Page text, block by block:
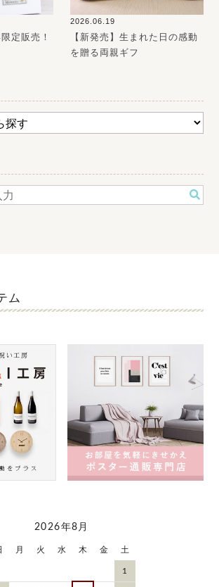
定販売！
2026.06.19
【新発売】生まれた日の感動
を贈る両親ギフ
ム
2026年8月
月 火 水 木 金 土
1